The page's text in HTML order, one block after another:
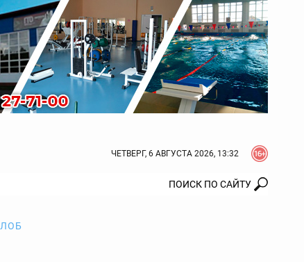
ЧЕТВЕРГ, 6 АВГУСТА 2026, 13:32